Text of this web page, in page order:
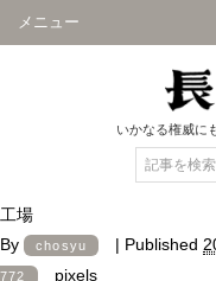
メニュー
いかなる権威に
工場
By
chosyu | Published
772 pixels